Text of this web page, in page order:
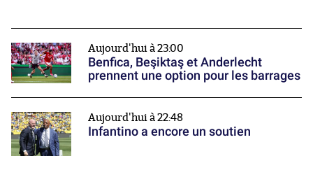
Aujourd'hui à 23:00
Benfica, Beşiktaş et Anderlecht
prennent une option pour les barrages
Aujourd'hui à 22:48
Infantino a encore un soutien